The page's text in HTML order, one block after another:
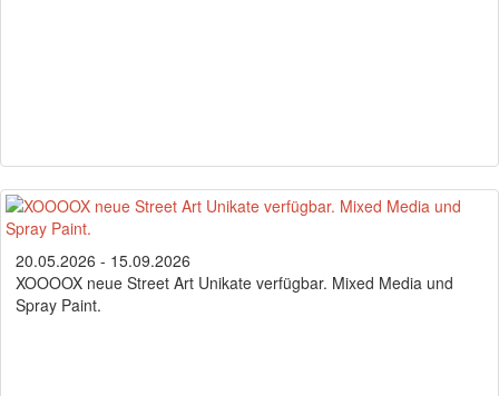
20.05.2026 - 15.09.2026
XOOOOX neue Street Art Unikate verfügbar. Mixed Media und
Spray Paint.